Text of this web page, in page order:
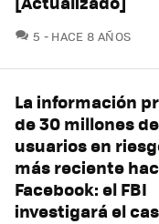
5 COMENTARIOS
HACE 8 AÑOS
La información
de 30 millones de
usuarios en
más reciente
Facebook: el FBI
investigará el